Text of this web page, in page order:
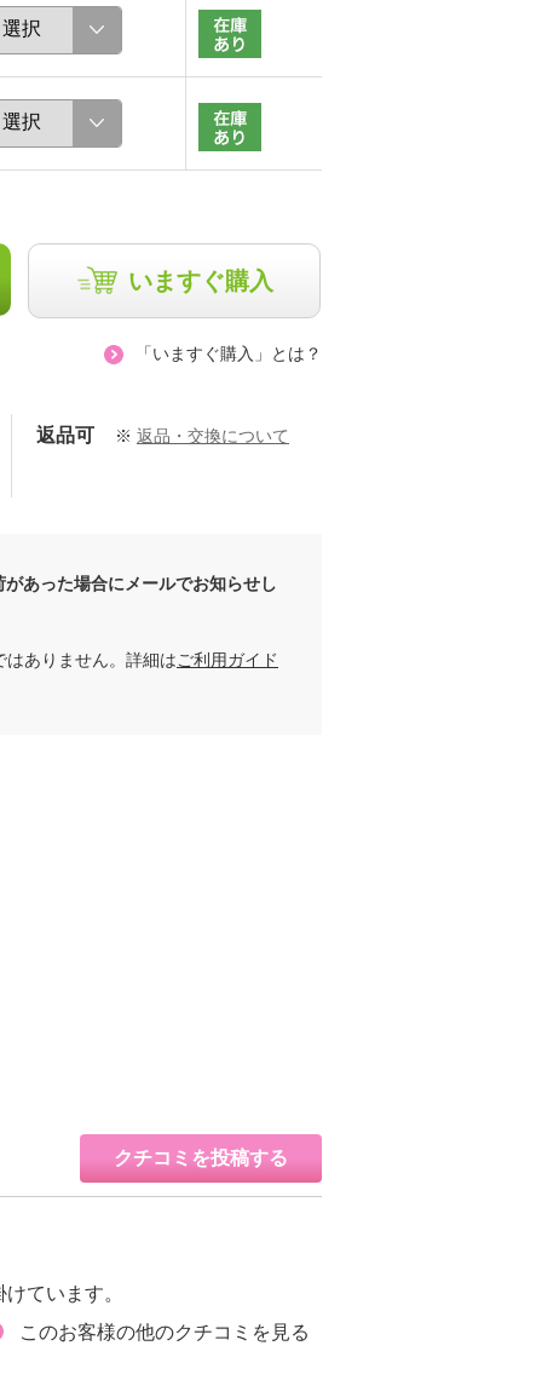
いますぐ購入
「いますぐ購入」とは？
返品可 ※ 返品・交換について
あった場合にメールでお知らせし
ありません。詳細は ご利用ガイド
クチコミを投稿する
ています。
このお客様の他のクチコミを見る